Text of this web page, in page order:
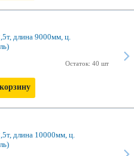
длина 9000мм, ц.
Остаток: 40 шт
длина 10000мм, ц.